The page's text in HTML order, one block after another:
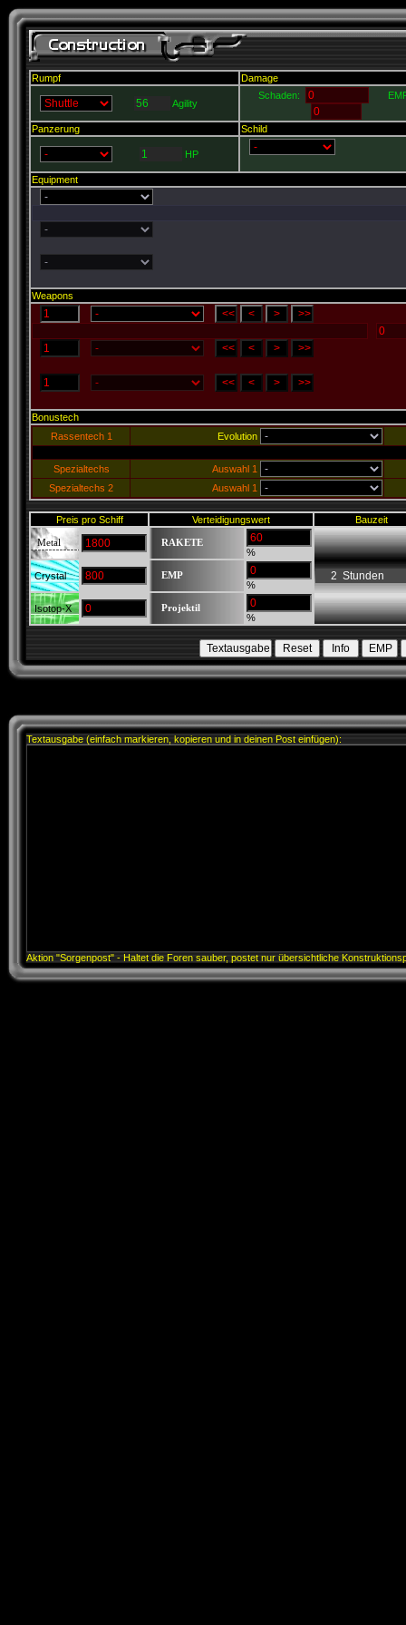
Rumpf Damage
Agility
Schaden:
Panzerung Schild
HP
Equipment
Weapons
Bonustech
Rassentech 1
Evolution
Spezialtechs
Auswahl 1
Spezialtechs 2
Auswahl 1
Preis pro Schiff Verteidigungswert Bauzeit
Metal RAKETE
%
Crystal EMP
%
Isotop-X Projektil
%
Textausgabe (einfach markieren, kopieren und in deinen Post einfügen):
Aktion "Sorgenpost" - Haltet die Foren sauber, postet nur übersichtliche